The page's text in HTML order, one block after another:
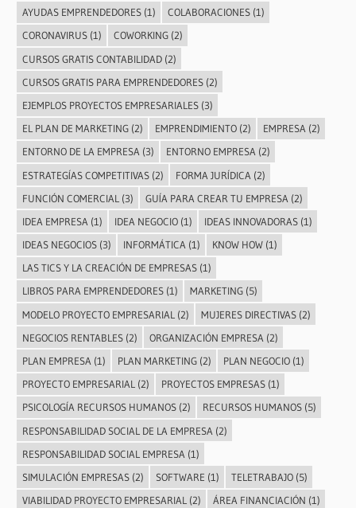
AYUDAS EMPRENDEDORES(1) COLABORACIONES(1)
CORONAVIRUS(1) COWORKING(2)
CURSOS GRATIS CONTABILIDAD(2)
CURSOS GRATIS PARA EMPRENDEDORES(2)
EJEMPLOS PROYECTOS EMPRESARIALES(3)
EL PLAN DE MARKETING(2) EMPRENDIMIENTO(2) EMPRESA (2)
ENTORNO DE LA EMPRESA(3) ENTORNO EMPRESA(2)
ESTRATEGÍAS COMPETITIVAS(2) FORMA JURÍDICA (2)
FUNCIÓN COMERCIAL (3) GUÍA PARA CREAR TU EMPRESA (2)
IDEA EMPRESA (1) IDEA NEGOCIO(1) IDEAS INNOVADORAS(1)
IDEAS NEGOCIOS(3) INFORMÁTICA (1) KNOW HOW(1)
LAS TICS Y LA CREACIÓN DE EMPRESAS(1)
LIBROS PARA EMPRENDEDORES(1) MARKETING(5)
MODELO PROYECTO EMPRESARIAL (2) MUJERES DIRECTIVAS(2)
NEGOCIOS RENTABLES(2) ORGANIZACIÓN EMPRESA (2)
PLAN EMPRESA (1) PLAN MARKETING(2) PLAN NEGOCIO(1)
PROYECTO EMPRESARIAL(2) PROYECTOS EMPRESAS(1)
PSICOLOGÍA RECURSOS HUMANOS(2) RECURSOS HUMANOS(5)
RESPONSABILIDAD SOCIAL DE LA EMPRESA (2)
RESPONSABILIDAD SOCIAL EMPRESA (1)
SIMULACIÓN EMPRESAS(2) SOFTWARE (1) TELETRABAJO(5)
VIABILIDAD PROYECTO EMPRESARIAL (2) ÁREA FINANCIACIÓN (1)